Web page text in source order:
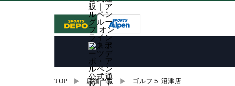
TOP 店舗一覧 ゴルフ５ 沼津店